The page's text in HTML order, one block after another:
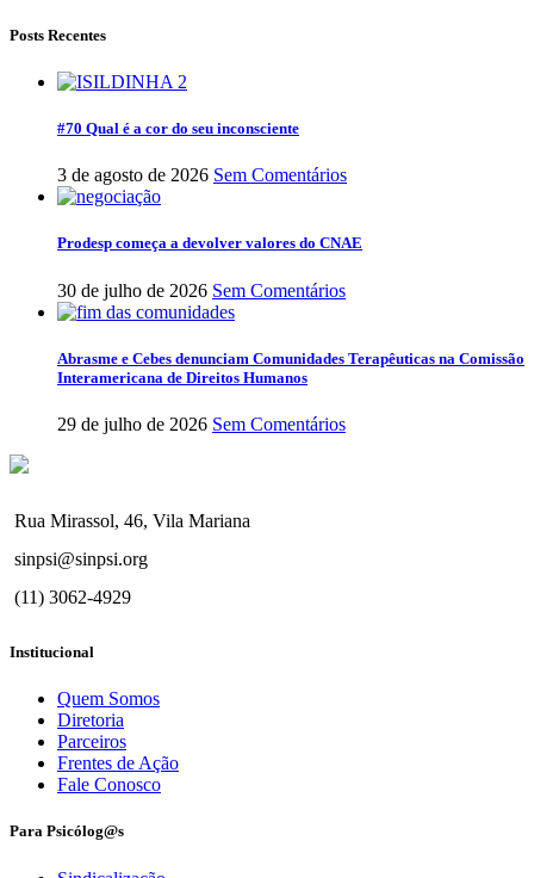
Posts Recentes
#70 Qual é a cor do seu inconsciente
3 de agosto de 2026 Sem Comentários
Prodesp começa a devolver valores do CNAE
30 de julho de 2026 Sem Comentários
Abrasme e Cebes denunciam Comunidades Terapêuticas na Comissão
Interamericana de Direitos Humanos
29 de julho de 2026 Sem Comentários
Rua Mirassol, 46, Vila Mariana
sinpsi@sinpsi.org
(11) 3062-4929
Institucional
Quem Somos
Diretoria
Parceiros
Frentes de Ação
Fale Conosco
Para Psicólog@s